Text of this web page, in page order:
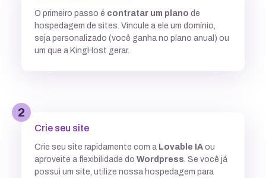
Banco de dados MySQL ilimitados
7,7GB 12,5 GB
Múltiplas versões do PHP
Múltiplas versões do ASP
O primeiro passo é contratar um plano de
hospedagem de sites. Vincule a ele um domínio,
seja personalizado (você ganha no plano anual) ou
um que a KingHost gerar.
2
Crie seu site
Crie seu site rapidamente com a Lovable IA ou
aproveite a flexibilidade do Wordpress . Se você já
possui um site, utilize nossa hospedagem para